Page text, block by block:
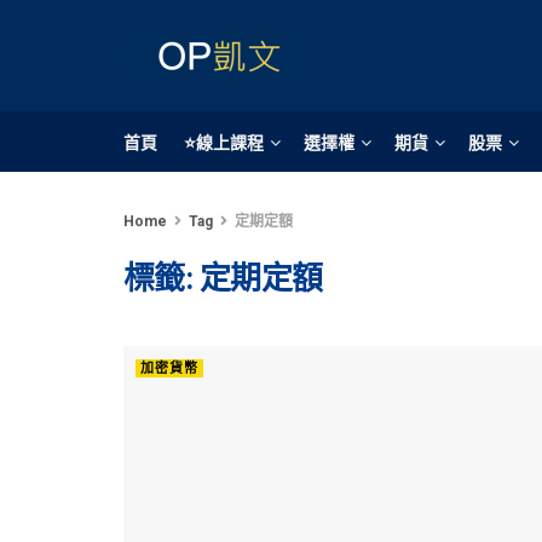
首頁 ⭐線上課程 選擇權 期貨 股票
Home Tag 定期定額
標籤: 定期定額
加密貨幣